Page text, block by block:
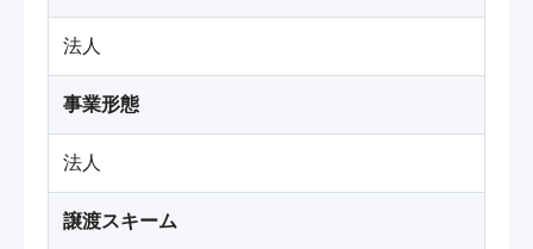
法人
事業形態
法人
譲渡スキーム